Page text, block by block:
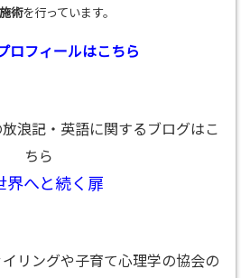
術を行っています。
ロフィールはこちら
浪記・英語に関するブログはこ
ちら
界へと続く扉
リングや子育て心理学の協会の